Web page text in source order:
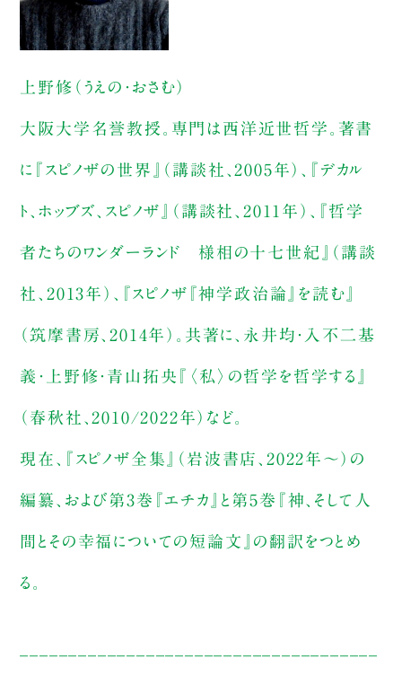
上野修（うえの・おさむ）
大阪大学名誉教授。専門は西洋近世哲学。著書
に『スピノザの世界』（講談社、2005年）、『デカル
ト、ホッブズ、スピノザ』（講談社、2011年）、『哲学
者たちのワンダーランド 様相の十七世紀』（講談
社、2013年）、『スピノザ『神学政治論』を読む』
（筑摩書房、2014年）。共著に、永井均・入不二基
義・上野修・青山拓央『〈私〉の哲学を哲学する』
（春秋社、2010/2022年）など。
現在、『スピノザ全集』（岩波書店、2022年～）の
編纂、および第3巻『エチカ』と第5巻『神、そして人
間とその幸福についての短論文』の翻訳をつとめ
る。